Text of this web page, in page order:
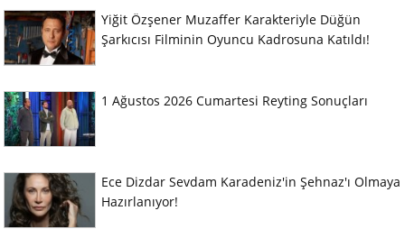
Yiğit Özşener Muzaffer Karakteriyle Düğün
Şarkıcısı Filminin Oyuncu Kadrosuna Katıldı!
1 Ağustos 2026 Cumartesi Reyting Sonuçları
Ece Dizdar Sevdam Karadeniz'in Şehnaz'ı Olmaya
Hazırlanıyor!